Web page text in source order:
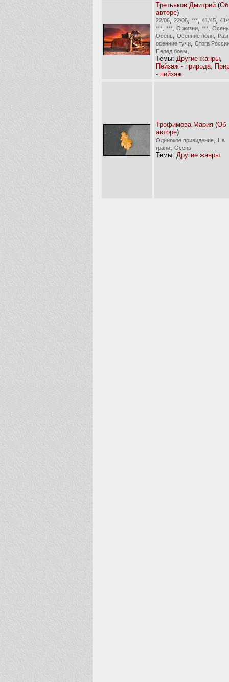
Третьяков Дмитрий (Об
авторе)
22/06 22/06 *** 41/45
41/
***
*** О жизни ***
Осень
Осень
Осенние поля
осенние тучи
Стога
Перед боем
Темы: Другие жанры
Пейзаж - природа
- пейзаж
Трофимова Мария (Об
авторе)
Одинокое привидение
На
грани
Осень
Темы: Другие жанры